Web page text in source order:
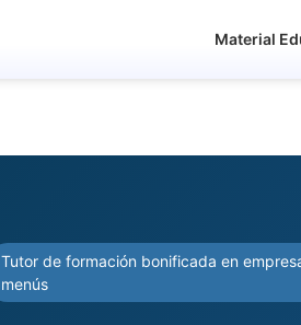
Material
Tutor de formación bonificada en
menús